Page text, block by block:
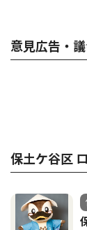
意見広告・
保土ケ谷区